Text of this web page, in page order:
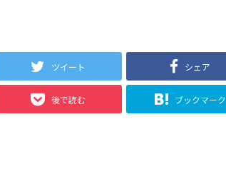
ツイート シェア
後で読む ブックマーク